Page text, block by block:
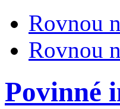
Rovnou
Rovnou
Povinné